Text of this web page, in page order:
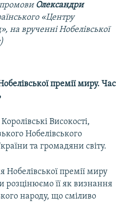
промови Олександри
«Центру
на врученні Нобелівської
премії миру. Час
Високості,
Нобелівського
та громадяни світу.
премії миру
розцінюємо її як визнання
народу, що сміливо